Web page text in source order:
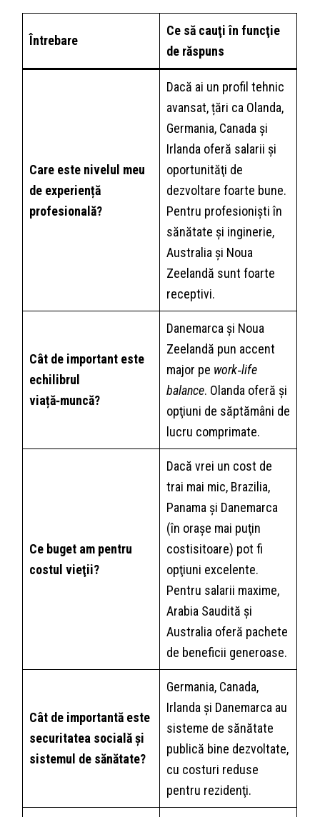
Întrebare
Ce să cauţi în funcţie
de răspuns
Care este nivelul meu
de experiență
profesională?
Dacă ai un profil tehnic
avansat, țări ca Olanda,
Germania, Canada și
Irlanda oferă salarii și
oportunităţi de
dezvoltare foarte bune.
Pentru profesioniști în
sănătate și inginerie,
Australia și Noua
Zeelandă sunt foarte
receptivi.
Cât de important este
echilibrul
viață‑muncă?
Danemarca și Noua
Zeelandă pun accent
major pe work‑life
balance. Olanda oferă și
opţiuni de săptămâni de
lucru comprimate.
Ce buget am pentru
costul vieţii?
Dacă vrei un cost de
trai mai mic, Brazilia,
Panama și Danemarca
(în orașe mai puţin
costisitoare) pot fi
opţiuni excelente.
Pentru salarii maxime,
Arabia Saudită și
Australia oferă pachete
de beneficii generoase.
Cât de importantă este
securitatea socială și
sistemul de sănătate?
Germania, Canada,
Irlanda și Danemarca au
sisteme de sănătate
publică bine dezvoltate,
cu costuri reduse
pentru rezidenţi.